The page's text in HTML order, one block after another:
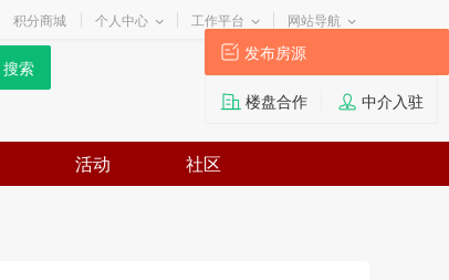
积分商城 个人中心 工作平台 网站导航
发布房源
楼盘合作 中介入驻
活动 社区